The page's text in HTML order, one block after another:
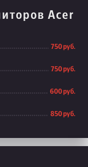
Acer
750 руб.
750 руб.
600 руб.
850 руб.